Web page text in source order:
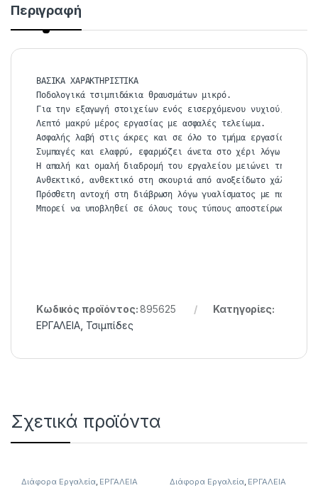
Περιγραφή
ΒΑΣΙΚΑ ΧΑΡΑΚΤΗΡΙΣΤΙΚΑ
Ποδολογικά τσιμπιδάκια θραυσμάτων μικρό.
Για την εξαγωγή στοιχείων ενός εισερχόμενου νυχιού,
Λεπτό μακρύ μέρος εργασίας με ασφαλές τελείωμα.
Ασφαλής λαβή στις άκρες και σε όλο το τμήμα εργασίας
Συμπαγές και ελαφρύ, εφαρμόζει άνετα στο χέρι λόγω του
Η απαλή και ομαλή διαδρομή του εργαλείου μειώνει την
Ανθεκτικό, ανθεκτικό στη σκουριά από ανοξείδωτο χάλυβα.
Πρόσθετη αντοχή στη διάβρωση λόγω γυαλίσματος με πάστα
Μπορεί να υποβληθεί σε όλους τους τύπους αποστείρωσης και
Κωδικός προϊόντος:895625
Κατηγορίες:
ΕΡΓΑΛΕΙΑ, Τσιμπίδες
Σχετικά προϊόντα
Διάφορα Εργαλεία, ΕΡΓΑΛΕΙΑ Διάφορα Εργαλεία, ΕΡΓΑΛΕΙΑ